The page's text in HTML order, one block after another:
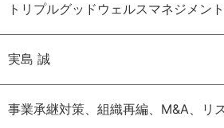
トリプルグッドウェルスマネジメン
実島 誠
事業承継対策、組織再編、M&A、リ